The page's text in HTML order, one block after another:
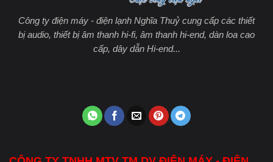
Công ty điện máy - điện lạnh Nghĩa Thuỷ cung cấp các thiết
bị audio, thiết bị âm thanh hi-fi, âm thanh hi-end, dàn loa cao
cấp, dây dẫn Hi-end...